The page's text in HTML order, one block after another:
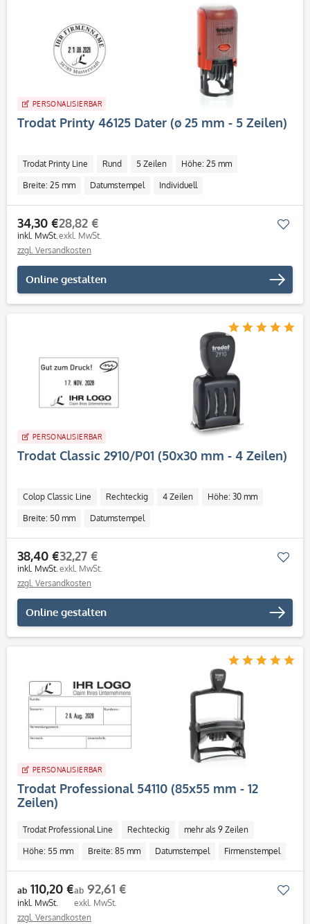
PERSONALISIERBAR
Trodat Printy 46125 Dater (ø 25 mm - 5 Zeilen)
Trodat Printy Line Rund 5 Zeilen Höhe: 25 mm
Breite: 25 mm Datumstempel Individuell
34,30 €
inkl. MwSt.
28,82 €
exkl. MwSt.
zzgl. Versandkosten
Online gestalten
PERSONALISIERBAR
Trodat Classic 2910/P01 (50x30 mm - 4 Zeilen)
Colop Classic Line Rechteckig 4 Zeilen Höhe: 30 mm
Breite: 50 mm Datumstempel
38,40 €
inkl. MwSt.
32,27 €
exkl. MwSt.
zzgl. Versandkosten
Online gestalten
PERSONALISIERBAR
Trodat Professional 54110 (85x55 mm - 12
Zeilen)
Trodat Professional Line Rechteckig mehr als 9 Zeilen
Höhe: 55 mm Breite: 85 mm Datumstempel Firmenstempel
Individuell
ab 110,20 €
inkl. MwSt.
ab 92,61 €
exkl. MwSt.
zzgl. Versandkosten